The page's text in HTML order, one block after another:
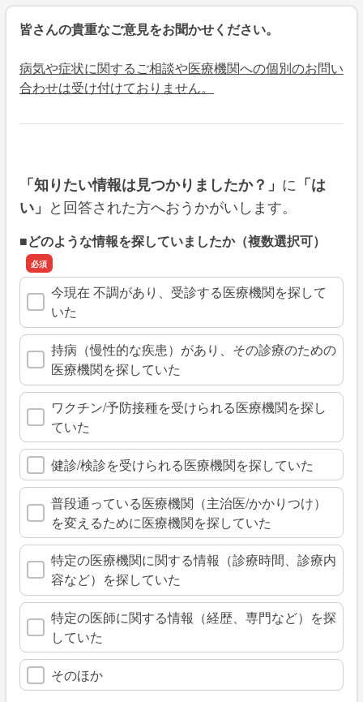
皆さんの貴重なご意見をお聞かせください。
病気や症状に関するご相談や医療機関への個別のお問い
合わせは受け付けておりません。
「知りたい情報は見つかりましたか？」 に 「は
い」 と回答された方へおうかがいします。
■どのような情報を探していましたか（複数選択可）
今現在 不調があり、受診する医療機関を探して
いた
持病（慢性的な疾患）があり、その診療のための
医療機関を探していた
ワクチン/予防接種を受けられる医療機関を探し
ていた
健診/検診を受けられる医療機関を探していた
普段通っている医療機関（主治医/かかりつけ）
を変えるために医療機関を探していた
特定の医療機関に関する情報（診療時間、診療内
容など）を探していた
特定の医師に関する情報（経歴、専門など）を探
していた
そのほか